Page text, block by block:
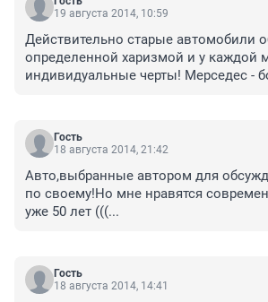
19 августа 2014, 10:59
Действительно старые автомобили
определенной харизмой и у каждой
индивидуальные черты! Мерседес -
по сравнению с мерседесом и т.д.
другом, сейчас люди стали
важно на чем ездить главное чтобы
лелеяли потому что она была на
автопроизводители занимались
конкуренцией!
Гость
18 августа 2014, 21:42
Авто,выбранные автором для
по своему!Но мне нравятся
уже 50 лет (((...
Гость
18 августа 2014, 14:41